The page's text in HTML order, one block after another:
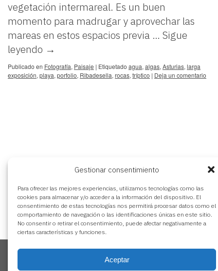
Gestionar consentimiento
Para ofrecer las mejores experiencias, utilizamos tecnologías como las
cookies para almacenar y/o acceder a la información del dispositivo. El
consentimiento de estas tecnologías nos permitirá procesar datos como el
comportamiento de navegación o las identificaciones únicas en este sitio.
No consentir o retirar el consentimiento, puede afectar negativamente a
ciertas características y funciones.
Aceptar
vegetación intermareal. Es un buen
momento para madrugar y aprovechar las
mareas en estos espacios previa … Sigue
leyendo →
Publicado en Fotografía, Paisaje | Etiquetado agua, algas, Asturias, larga
exposición, playa, porfolio, Ribadesella, rocas, tríptico | Deja un comentario
aviso legal
política de privacidad
política de cookies
Utilizamos cookies propias y de terceros para analizar y gestionar
nuestros contenidos en base a tus hábitos de navegación.
Puedes aceptar todas las cookies pulsando “Aceptar”. Para obtener